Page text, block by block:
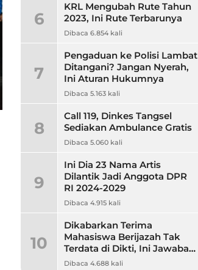
6
KRL Mengubah Rute Tahun
2023, Ini Rute Terbarunya
Dibaca 6.854 kali
7
Pengaduan ke Polisi Lambat
Ditangani? Jangan Nyerah,
Ini Aturan Hukumnya
Dibaca 5.163 kali
8
Call 119, Dinkes Tangsel
Sediakan Ambulance Gratis
Dibaca 5.060 kali
9
Ini Dia 23 Nama Artis
Dilantik Jadi Anggota DPR
RI 2024-2029
Dibaca 4.915 kali
10
Dikabarkan Terima
Mahasiswa Berijazah Tak
Terdata di Dikti, Ini Jawaban
Unpam
Dibaca 4.688 kali